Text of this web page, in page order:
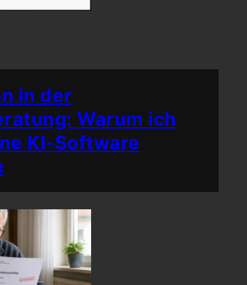
in der
Warum ich
KI-Software